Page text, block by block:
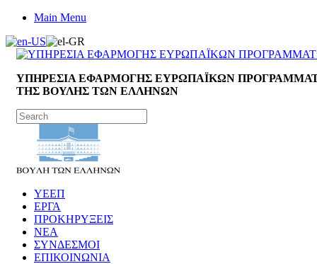
Main Menu
ΥΠΗΡΕΣΙΑ ΕΦΑΡΜΟΓΗΣ ΕΥΡΩΠΑΪΚΩΝ
ΤΗΣ ΒΟΥΛΗΣ ΤΩΝ ΕΛΛΗΝΩΝ
ΥΕΕΠ
ΕΡΓΑ
ΠΡΟΚΗΡΥΞΕΙΣ
ΝΕΑ
ΣΥΝΔΕΣΜΟΙ
ΕΠΙΚΟΙΝΩΝΙΑ